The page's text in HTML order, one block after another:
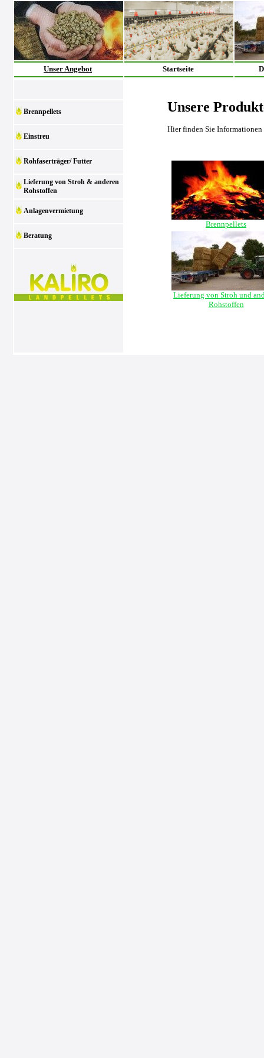
Unser Angebot Startseite
Brennpellets
Einstreu
Rohfaserträger/ Futter
Lieferung von Stroh & anderen
Rohstoffen
Anlagenvermietung
Beratung
Unsere
Hier finden Sie Informationen
Brennpellets
Lieferung von Stroh und
Rohstoffen